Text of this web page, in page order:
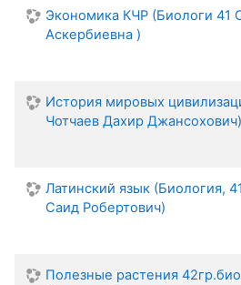
Экономика КЧР (Биологи 41
Аскербиевна )
История мировых
Чотчаев Дахир Джансохович)
Латинский язык (Биология,
Саид Робертович)
Полезные растения